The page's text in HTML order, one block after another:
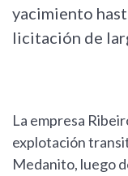
yacimiento
licitación de
La empresa
explotación
Medanito, luego